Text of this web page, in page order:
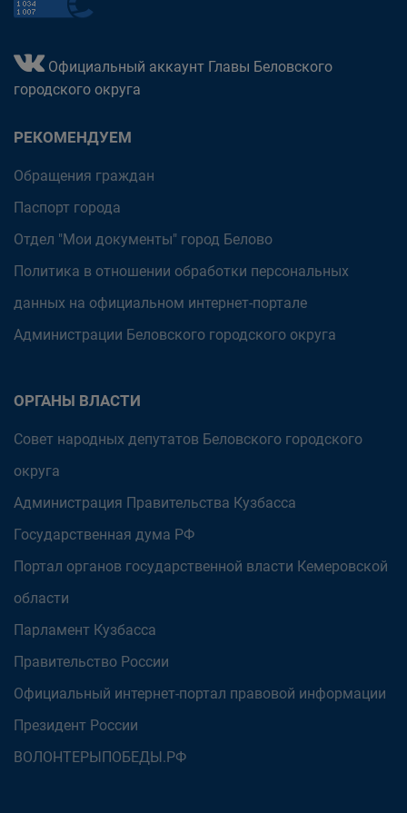
Официальный аккаунт Главы Беловского
городского округа
РЕКОМЕНДУЕМ
Обращения граждан
Паспорт города
Отдел "Мои документы" город Белово
Политика в отношении обработки персональных
данных на официальном интернет-портале
Администрации Беловского городского округа
ОРГАНЫ ВЛАСТИ
Совет народных депутатов Беловского городского
округа
Администрация Правительства Кузбасса
Государственная дума РФ
Портал органов государственной власти Кемеровской
области
Парламент Кузбасса
Правительство России
Официальный интернет-портал правовой информации
Президент России
ВОЛОНТЕРЫПОБЕДЫ.РФ